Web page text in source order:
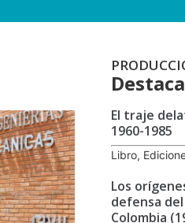
El traje
1960-1985
Libro,
Los
defensa
Colombia